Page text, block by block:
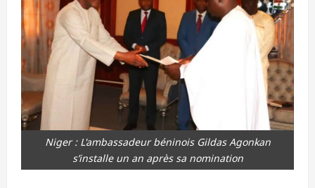
Niger : L'ambassadeur béninois Gildas Agonkan
s’installe un an après sa nomination